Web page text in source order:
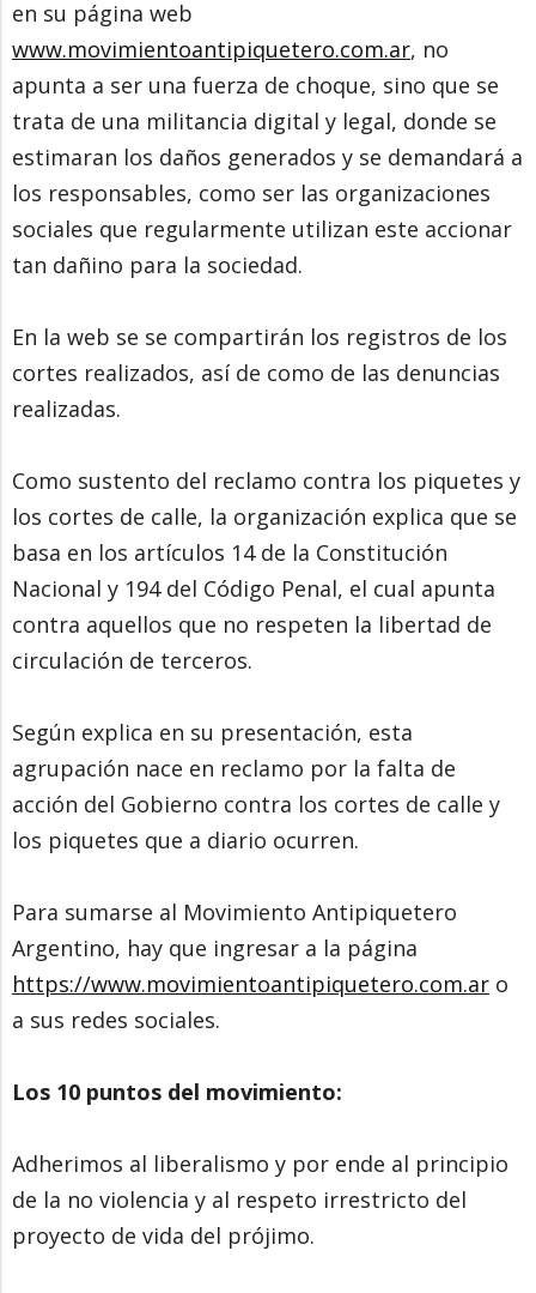
en su página web
www.movimientoantipiquetero.com.ar, no
apunta a ser una fuerza de choque, sino que se
trata de una militancia digital y legal, donde se
estimaran los daños generados y se demandará a
los responsables, como ser las organizaciones
sociales que regularmente utilizan este accionar
tan dañino para la sociedad.
En la web se se compartirán los registros de los
cortes realizados, así de como de las denuncias
realizadas.
Como sustento del reclamo contra los piquetes y
los cortes de calle, la organización explica que se
basa en los artículos 14 de la Constitución
Nacional y 194 del Código Penal, el cual apunta
contra aquellos que no respeten la libertad de
circulación de terceros.
Según explica en su presentación, esta
agrupación nace en reclamo por la falta de
acción del Gobierno contra los cortes de calle y
los piquetes que a diario ocurren.
Para sumarse al Movimiento Antipiquetero
Argentino, hay que ingresar a la página
https://www.movimientoantipiquetero.com.ar o
a sus redes sociales.
Los 10 puntos del movimiento:
Adherimos al liberalismo y por ende al principio
de la no violencia y al respeto irrestricto del
proyecto de vida del prójimo.